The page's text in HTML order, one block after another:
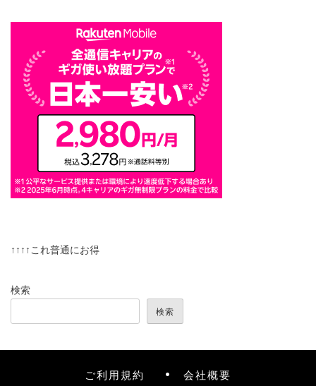
↑↑↑↑これ普通にお得
検索
検索
ご利用規約 会社概要